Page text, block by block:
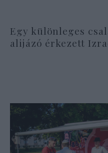
Egy különleges
alijázó érkezett